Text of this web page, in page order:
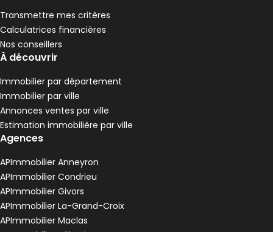
Transmettre mes critères
Calculatrices financières
Nos conseillers
À découvrir
Immobilier par département
Immobilier par ville
Annonces ventes par ville
Estimation immobilière par ville
Agences
APImmobilier Anneyron
APImmobilier Condrieu
APImmobilier Givors
APImmobilier La-Grand-Croix
APImmobilier Maclas